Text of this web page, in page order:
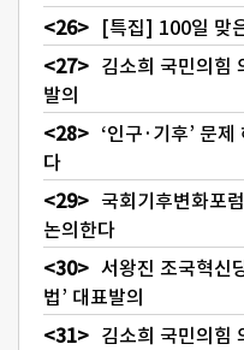
[특집] 100일 맞
김소희 국민의힘
발의
‘인구·기후’ 문
다
국회기후변화포
논의한다
서왕진 조국혁신
법’ 대표발의
김소희 국민의힘